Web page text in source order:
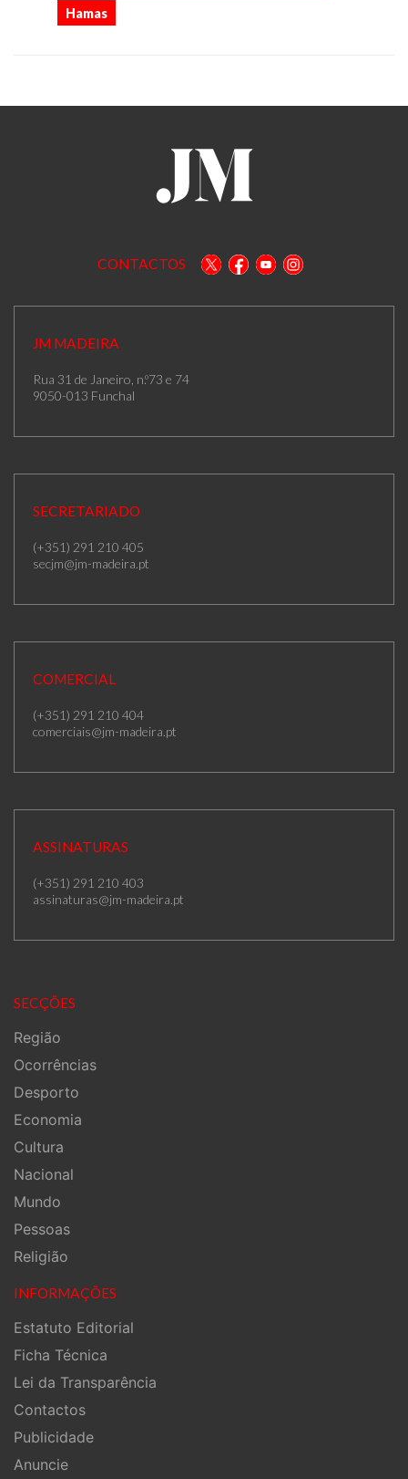
Hamas
CONTACTOS
JM MADEIRA
Rua 31 de Janeiro, n.º73 e 74
9050-013 Funchal
SECRETARIADO
(+351) 291 210 405
secjm@jm-madeira.pt
COMERCIAL
(+351) 291 210 404
comerciais@jm-madeira.pt
ASSINATURAS
(+351) 291 210 403
assinaturas@jm-madeira.pt
SECÇÕES
Região
Ocorrências
Desporto
Economia
Cultura
Nacional
Mundo
Pessoas
Religião
INFORMAÇÕES
Estatuto Editorial
Ficha Técnica
Lei da Transparência
Contactos
Publicidade
Anuncie